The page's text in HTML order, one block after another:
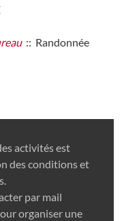
:: Randonnée
activités est
des conditions et
par mail
organiser une